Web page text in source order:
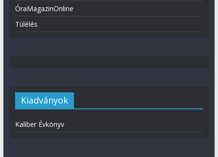
ÓraMagazinOnline
Túlélés
Kiadványok
Kaliber Évkönyv